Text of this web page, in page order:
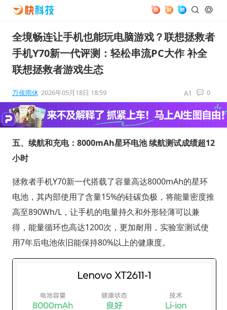
全境畅连让手机也能玩电脑游戏？联想拯救者
手机Y70新一代评测：轻松串流PC大作 补全
联想拯救者游戏生态
万俟雨休 2026年05月18日 18:59 0
五、续航和充电：8000mAh星环电池 续航测试成绩超12
小时
拯救者手机Y70新一代搭载了容量高达8000mAh的星环
电池，其内部使用了含量15%的硅碳负极，将能量密度推
高至890Wh/L，让手机的电量持久和外形轻薄可以兼
得，能量循环也高达1200次，更加耐用，实验室测试使
用7年后电池依旧能保持80%以上的健康度。